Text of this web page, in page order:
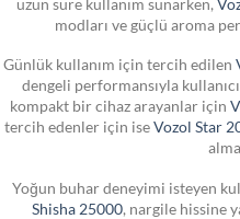
modları ve güçlü aroma
Günlük kullanım için tercih edilen
dengeli performansıyla
kompakt bir cihaz arayanlar için
tercih edenler için iseVozol Star
Yoğun buhar deneyimi isteyen
Shisha 25000 , nargile hissine